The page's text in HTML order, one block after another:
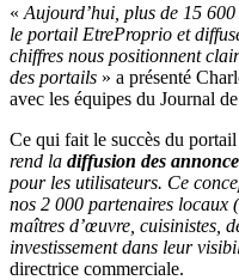
« Aujourd’hui, plus de 15 600
le portail EtreProprio et
chiffres nous positionnent
des portails » a présenté
avec les équipes du Journal
Ce qui fait le succès du portail
rend la diffusion des
pour les utilisateurs. Ce
nos 2 000 partenaires locaux
maîtres d’œuvre, cuisinistes,
investissement dans leur
directrice commerciale.